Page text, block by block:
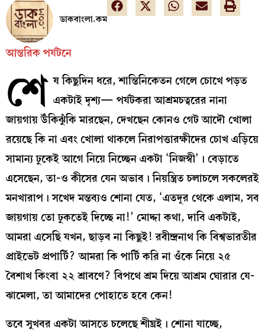
ডাকবাংলা.কম
আন্তরিক পর্যটনে
শে ষ কিছুদিন ধরে, শান্তিনিকেতন গেলে চোখে পড়ত
একটাই দৃশ্য— পর্যটকরা আশ্রমচত্বরের নানা
জায়গায় উঁকিঝুঁকি মারছেন, দেখছেন কোনও গেট আদৌ খোলা
রয়েছে কি না এবং খোলা থাকলে নিরাপত্তারক্ষীদের চোখ এড়িয়ে
সামান্য ঢুকেই আগে নিয়ে নিচ্ছেন একটা ‘নিজস্বী’। বেড়াতে
এসেছেন, তা-ও কীসের যেন অভাব। নিয়ন্ত্রিত চলাচলে সকলেরই
মনখারাপ। সখেদ মন্তব্যও শোনা যেত, ‘এতদূর থেকে এলাম, সব
জায়গায় তো ঢুকতেই দিচ্ছে না!’ মোদ্দা কথা, দাবি একটাই,
আমরা এসেছি যখন, ছাড়ব না কিছুই! রবীন্দ্রনাথ কি বিশ্বভারতীর
প্রাইভেট প্রপার্টি? আমরা কি পার্টি করি না ওঁকে নিয়ে ২৫
বৈশাখ কিংবা ২২ শ্রাবণে? বিপথে শ্রম দিয়ে আশ্রম ঘোরার যে-
ঝামেলা, তা আমাদের পোহাতে হবে কেন!
তবে সুখবর একটা আসতে চলেছে শীঘ্রই। শোনা যাচ্ছে,